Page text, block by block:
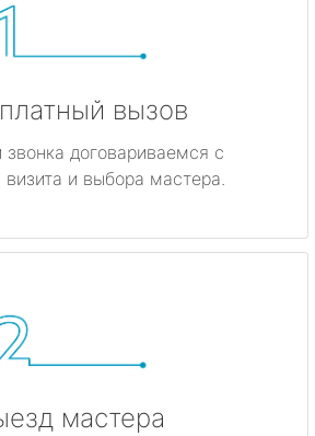
вызов
звонка договариваемся с
и выбора мастера.
мастера